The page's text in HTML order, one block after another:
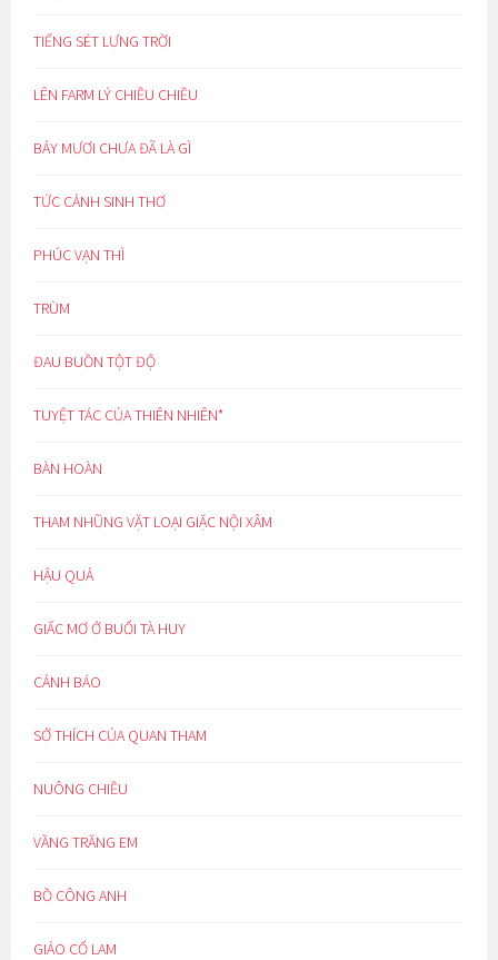
TIẾNG SÉT LƯNG TRỜI
LÊN FARM LÝ CHIỀU CHIỀU
BẢY MƯƠI CHƯA ĐÃ LÀ GÌ
TỨC CẢNH SINH THƠ
PHÚC VẠN THÌ
TRÙM
ĐAU BUỒN TỘT ĐỘ
TUYỆT TÁC CỦA THIÊN NHIÊN*
BÀN HOÀN
THAM NHŨNG VẶT LOẠI GIẶC NỘI XÂM
HẬU QUẢ
GIẤC MƠ Ở BUỔI TÀ HUY
CẢNH BÁO
SỞ THÍCH CỦA QUAN THAM
NUÔNG CHIỀU
VẦNG TRĂNG EM
BỒ CÔNG ANH
GIẢO CỔ LAM